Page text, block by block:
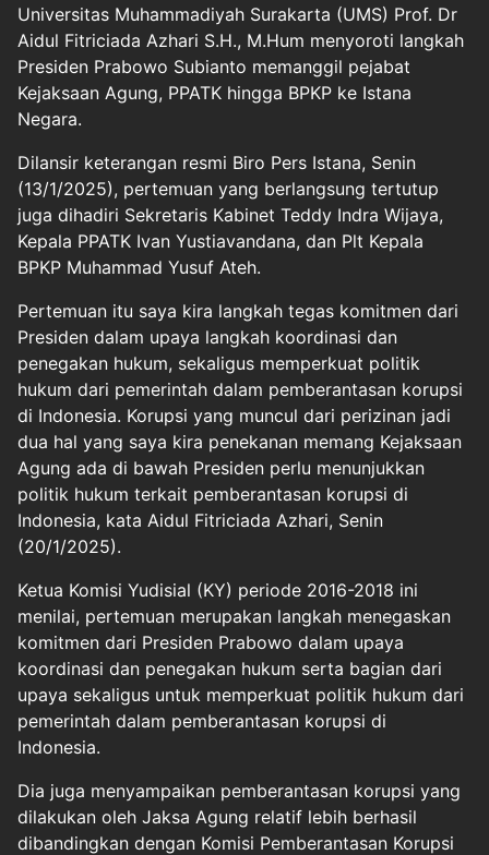
Universitas Muhammadiyah Surakarta (UMS) Prof. Dr
Aidul Fitriciada Azhari S.H., M.Hum menyoroti langkah
Presiden Prabowo Subianto memanggil pejabat
Kejaksaan Agung, PPATK hingga BPKP ke Istana
Negara.
Dilansir keterangan resmi Biro Pers Istana, Senin
(13/1/2025), pertemuan yang berlangsung tertutup
juga dihadiri Sekretaris Kabinet Teddy Indra Wijaya,
Kepala PPATK Ivan Yustiavandana, dan Plt Kepala
BPKP Muhammad Yusuf Ateh.
Pertemuan itu saya kira langkah tegas komitmen dari
Presiden dalam upaya langkah koordinasi dan
penegakan hukum, sekaligus memperkuat politik
hukum dari pemerintah dalam pemberantasan korupsi
di Indonesia. Korupsi yang muncul dari perizinan jadi
dua hal yang saya kira penekanan memang Kejaksaan
Agung ada di bawah Presiden perlu menunjukkan
politik hukum terkait pemberantasan korupsi di
Indonesia, kata Aidul Fitriciada Azhari, Senin
(20/1/2025).
Ketua Komisi Yudisial (KY) periode 2016-2018 ini
menilai, pertemuan merupakan langkah menegaskan
komitmen dari Presiden Prabowo dalam upaya
koordinasi dan penegakan hukum serta bagian dari
upaya sekaligus untuk memperkuat politik hukum dari
pemerintah dalam pemberantasan korupsi di
Indonesia.
Dia juga menyampaikan pemberantasan korupsi yang
dilakukan oleh Jaksa Agung relatif lebih berhasil
dibandingkan dengan Komisi Pemberantasan Korupsi